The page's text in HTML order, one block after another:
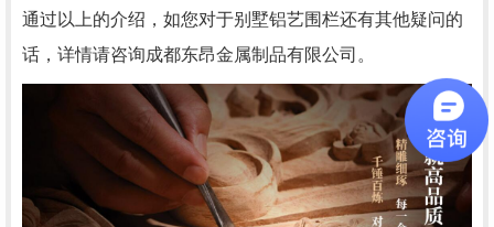
通过以上的介绍，如您对于别墅铝艺围栏还有其他疑问的
话，详情请咨询成都东昂金属制品有限公司。